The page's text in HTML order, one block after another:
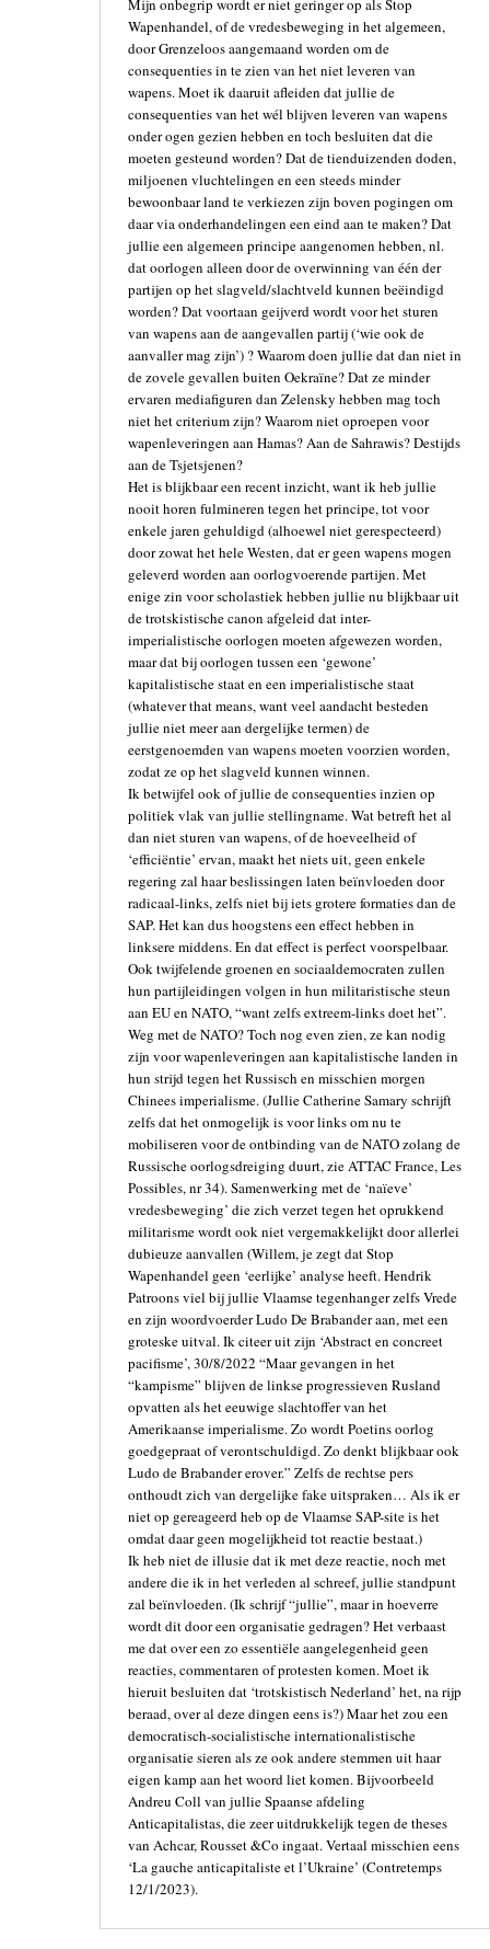
Mijn onbegrip wordt er niet geringer op als Stop
Wapenhandel, of de vredesbeweging in het algemeen,
door Grenzeloos aangemaand worden om de
consequenties in te zien van het niet leveren van
wapens. Moet ik daaruit afleiden dat jullie de
consequenties van het wél blijven leveren van wapens
onder ogen gezien hebben en toch besluiten dat die
moeten gesteund worden? Dat de tienduizenden doden,
miljoenen vluchtelingen en een steeds minder
bewoonbaar land te verkiezen zijn boven pogingen om
daar via onderhandelingen een eind aan te maken? Dat
jullie een algemeen principe aangenomen hebben, nl.
dat oorlogen alleen door de overwinning van één der
partijen op het slagveld/slachtveld kunnen beëindigd
worden? Dat voortaan geijverd wordt voor het sturen
van wapens aan de aangevallen partij (‘wie ook de
aanvaller mag zijn’) ? Waarom doen jullie dat dan niet in
de zovele gevallen buiten Oekraïne? Dat ze minder
ervaren mediafiguren dan Zelensky hebben mag toch
niet het criterium zijn? Waarom niet oproepen voor
wapenleveringen aan Hamas? Aan de Sahrawis? Destijds
aan de Tsjetsjenen?
Het is blijkbaar een recent inzicht, want ik heb jullie
nooit horen fulmineren tegen het principe, tot voor
enkele jaren gehuldigd (alhoewel niet gerespecteerd)
door zowat het hele Westen, dat er geen wapens mogen
geleverd worden aan oorlogvoerende partijen. Met
enige zin voor scholastiek hebben jullie nu blijkbaar uit
de trotskistische canon afgeleid dat inter-
imperialistische oorlogen moeten afgewezen worden,
maar dat bij oorlogen tussen een ‘gewone’
kapitalistische staat en een imperialistische staat
(whatever that means, want veel aandacht besteden
jullie niet meer aan dergelijke termen) de
eerstgenoemden van wapens moeten voorzien worden,
zodat ze op het slagveld kunnen winnen.
Ik betwijfel ook of jullie de consequenties inzien op
politiek vlak van jullie stellingname. Wat betreft het al
dan niet sturen van wapens, of de hoeveelheid of
‘efficiëntie’ ervan, maakt het niets uit, geen enkele
regering zal haar beslissingen laten beïnvloeden door
radicaal-links, zelfs niet bij iets grotere formaties dan de
SAP. Het kan dus hoogstens een effect hebben in
linksere middens. En dat effect is perfect voorspelbaar.
Ook twijfelende groenen en sociaaldemocraten zullen
hun partijleidingen volgen in hun militaristische steun
aan EU en NATO, “want zelfs extreem-links doet het”.
Weg met de NATO? Toch nog even zien, ze kan nodig
zijn voor wapenleveringen aan kapitalistische landen in
hun strijd tegen het Russisch en misschien morgen
Chinees imperialisme. (Jullie Catherine Samary schrijft
zelfs dat het onmogelijk is voor links om nu te
mobiliseren voor de ontbinding van de NATO zolang de
Russische oorlogsdreiging duurt, zie ATTAC France, Les
Possibles, nr 34). Samenwerking met de ‘naïeve’
vredesbeweging’ die zich verzet tegen het oprukkend
militarisme wordt ook niet vergemakkelijkt door allerlei
dubieuze aanvallen (Willem, je zegt dat Stop
Wapenhandel geen ‘eerlijke’ analyse heeft. Hendrik
Patroons viel bij jullie Vlaamse tegenhanger zelfs Vrede
en zijn woordvoerder Ludo De Brabander aan, met een
groteske uitval. Ik citeer uit zijn ‘Abstract en concreet
pacifisme’, 30/8/2022 “Maar gevangen in het
“kampisme” blijven de linkse progressieven Rusland
opvatten als het eeuwige slachtoffer van het
Amerikaanse imperialisme. Zo wordt Poetins oorlog
goedgepraat of verontschuldigd. Zo denkt blijkbaar ook
Ludo de Brabander erover.” Zelfs de rechtse pers
onthoudt zich van dergelijke fake uitspraken… Als ik er
niet op gereageerd heb op de Vlaamse SAP-site is het
omdat daar geen mogelijkheid tot reactie bestaat.)
Ik heb niet de illusie dat ik met deze reactie, noch met
andere die ik in het verleden al schreef, jullie standpunt
zal beïnvloeden. (Ik schrijf “jullie”, maar in hoeverre
wordt dit door een organisatie gedragen? Het verbaast
me dat over een zo essentiële aangelegenheid geen
reacties, commentaren of protesten komen. Moet ik
hieruit besluiten dat ‘trotskistisch Nederland’ het, na rijp
beraad, over al deze dingen eens is?) Maar het zou een
democratisch-socialistische internationalistische
organisatie sieren als ze ook andere stemmen uit haar
eigen kamp aan het woord liet komen. Bijvoorbeeld
Andreu Coll van jullie Spaanse afdeling
Anticapitalistas, die zeer uitdrukkelijk tegen de theses
van Achcar, Rousset &Co ingaat. Vertaal misschien eens
‘La gauche anticapitaliste et l’Ukraine’ (Contretemps
12/1/2023).